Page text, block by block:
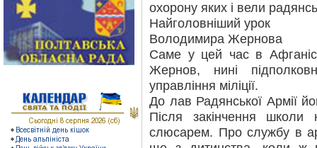
охорону яких і вели
Найголовніший урок
Володимира Жернова
Саме у цей час в
Жернов, нині
управління міліції.
До лав Радянської Армії
Після закінчення школи
слюсарем. Про службу в